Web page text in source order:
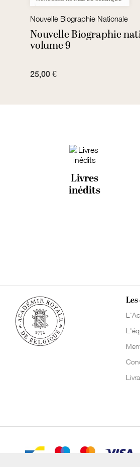
Nouvelle Biographie Nationale
Nouvelle Biographie
volume 9
25,00 €
Livres
inédits